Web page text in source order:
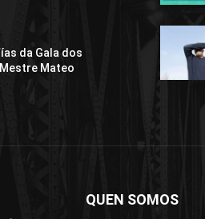
da Gala dos
Mateo
QUEN SOMOS